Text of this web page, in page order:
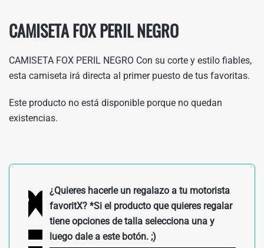
CAMISETA FOX PERIL NEGRO
CAMISETA FOX PERIL NEGRO Con su corte y estilo fiables,
esta camiseta irá directa al primer puesto de tus favoritas.
Este producto no está disponible porque no quedan
existencias.
¿Quieres hacerle un regalazo a tu motorista
favoritX? *Si el producto que quieres regalar
tiene opciones de talla selecciona una y
luego dale a este botón. ;)